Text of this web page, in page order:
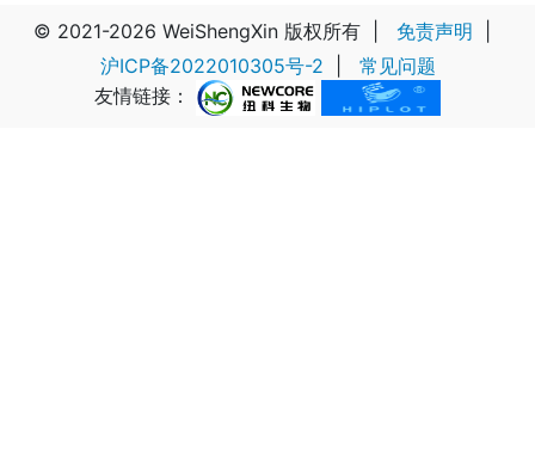
© 2021-2026 WeiShengXin 版权所有| 免责声明
沪ICP备2022010305号-2
常见问题
友情链接：